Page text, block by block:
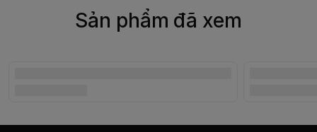
Sản phẩm đã xem